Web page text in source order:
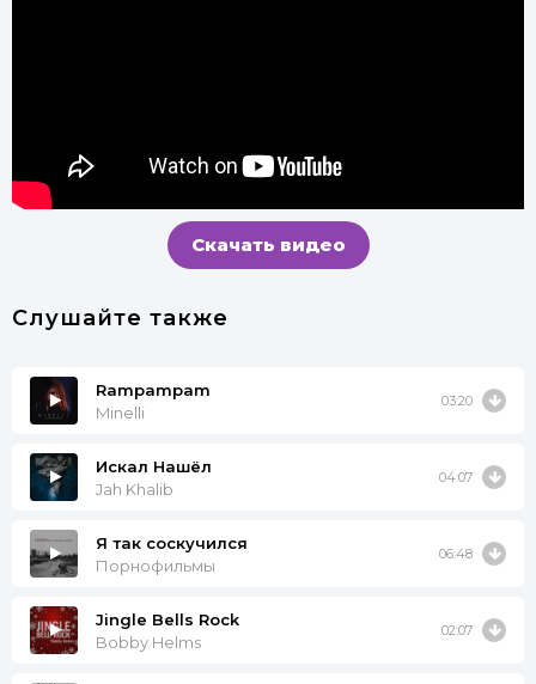
Скачать видео
Слушайте также
Rampampam
Minelli
03:20
Искал Нашёл
Jah Khalib
04:07
Я так соскучился
Порнофильмы
06:48
Jingle Bells Rock
Bobby Helms
02:07